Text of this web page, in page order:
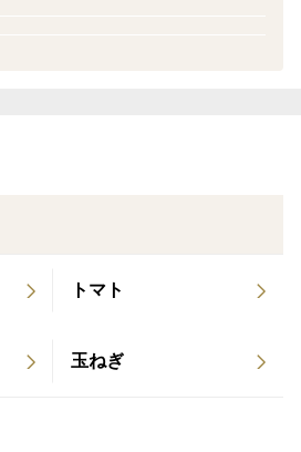
べて発送日の朝に収穫して、ボー
、鼻を近付け、小さな手で触って
トマト
玉ねぎ